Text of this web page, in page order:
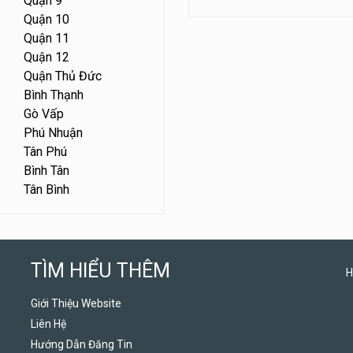
Quận 10
Quận 11
Quận 12
Quận Thủ Đức
Bình Thạnh
Gò Vấp
Phú Nhuận
Tân Phú
Bình Tân
Tân Bình
TÌM HIỂU THÊM
Giới Thiệu Website
Liên Hệ
Hướng Dẫn Đăng Tin